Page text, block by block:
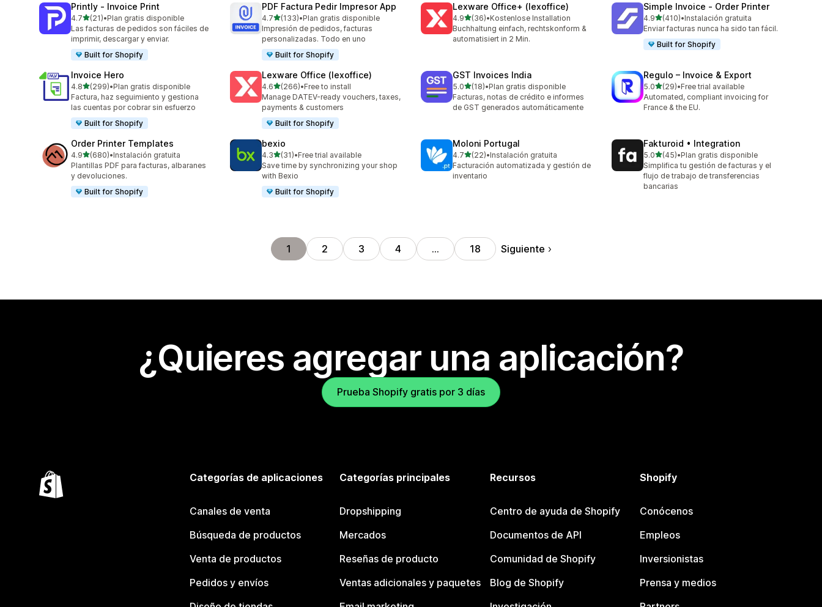
Printly ‑ Invoice Print
4.7de 5 estrellas
(21)
21 reseñas en total
•Plan gratis disponible
Las facturas de pedidos son fáciles de
imprimir, descargar y enviar.
Built for Shopify
PDF Factura Pedir Impresor App
4.7de 5 estrellas
(133)
133 reseñas en total
•Plan gratis disponible
Impresión de pedidos, facturas
personalizadas. Todo en uno
Built for Shopify
Lexware Office+ (lexoffice)
4.9de 5 estrellas
(36)
36 reseñas en total
•Kostenlose Installation
Buchhaltung einfach, rechtskonform &
automatisiert in 2 Min.
Simple Invoice ‑ Order Printer
4.9de 5 estrellas
(410)
410 reseñas en total
•Instalación gratuita
Enviar facturas nunca ha sido tan fácil.
Built for Shopify
Invoice Hero
4.8de 5 estrellas
(299)
299 reseñas en total
•Plan gratis disponible
Factura, haz seguimiento y gestiona
las cuentas por cobrar sin esfuerzo
Built for Shopify
Lexware Office (lexoffice)
4.6de 5 estrellas
(266)
266 reseñas en total
•Free to install
Manage DATEV-ready vouchers, taxes,
payments & customers
Built for Shopify
GST Invoices India
5.0de 5 estrellas
(18)
18 reseñas en total
•Plan gratis disponible
Facturas, notas de crédito e informes
de GST generados automáticamente
Regulo – Invoice & Export
5.0de 5 estrellas
(29)
29 reseñas en total
•Free trial available
Automated, compliant invoicing for
France & the EU.
Order Printer Templates
4.9de 5 estrellas
(680)
680 reseñas en total
•Instalación gratuita
Plantillas PDF para facturas, albaranes
y devoluciones.
Built for Shopify
bexio
4.3de 5 estrellas
(31)
31 reseñas en total
•Free trial available
Save time by synchronizing your shop
with Bexio
Built for Shopify
Moloni Portugal
4.7de 5 estrellas
(22)
22 reseñas en total
•Instalación gratuita
Facturación automatizada y gestión de
inventario
Fakturoid • Integration
5.0de 5 estrellas
(45)
45 reseñas en total
•Plan gratis disponible
Simplifica tu gestión de facturas y el
flujo de trabajo de transferencias
bancarias
1 2 3 4 … 18 Siguiente
¿Quieres agregar una aplicación?
Prueba Shopify gratis por 3 días
Categorías de aplicaciones
Canales de venta
Búsqueda de productos
Venta de productos
Pedidos y envíos
Categorías principales
Dropshipping
Mercados
Reseñas de producto
Ventas adicionales y paquetes
Recursos
Centro de ayuda de Shopify
Documentos de API
Comunidad de Shopify
Blog de Shopify
Shopify
Conócenos
Empleos
Inversionistas
Prensa y medios